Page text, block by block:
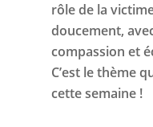
rôle de la
doucement,
compassion et
C’est le thème
cette semaine !